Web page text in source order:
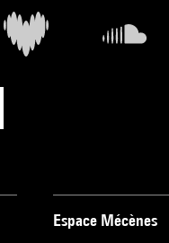
Espace Mécènes